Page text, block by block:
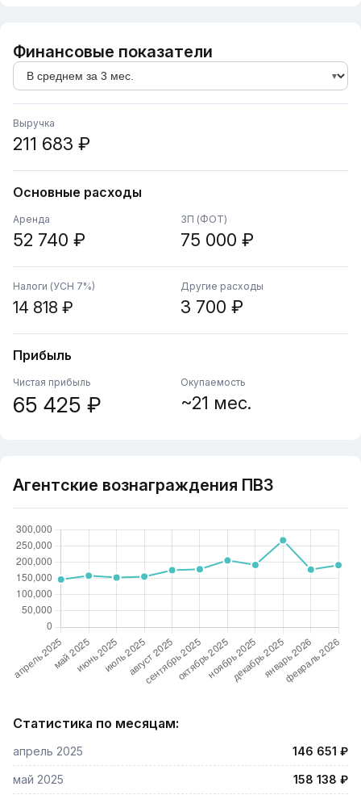
Финансовые показатели
Выручка
211 683 ₽
Основные расходы
Аренда
52 740 ₽
ЗП (ФОТ)
75 000 ₽
Налоги (УСН 7%)
14 818 ₽
Другие расходы
3 700 ₽
Прибыль
Чистая прибыль
65 425 ₽
Окупаемость
~21 мес.
Агентские вознаграждения ПВЗ
Статистика по месяцам:
апрель 2025 146 651 ₽
май 2025 158 138 ₽